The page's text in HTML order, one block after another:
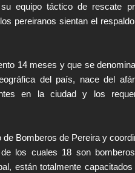
equipo táctico de rescate
pereiranos sientan el
14 meses y que se
del país, nace del
en la ciudad y los
Bomberos de Pereira y
los cuales 18 son
están totalmente